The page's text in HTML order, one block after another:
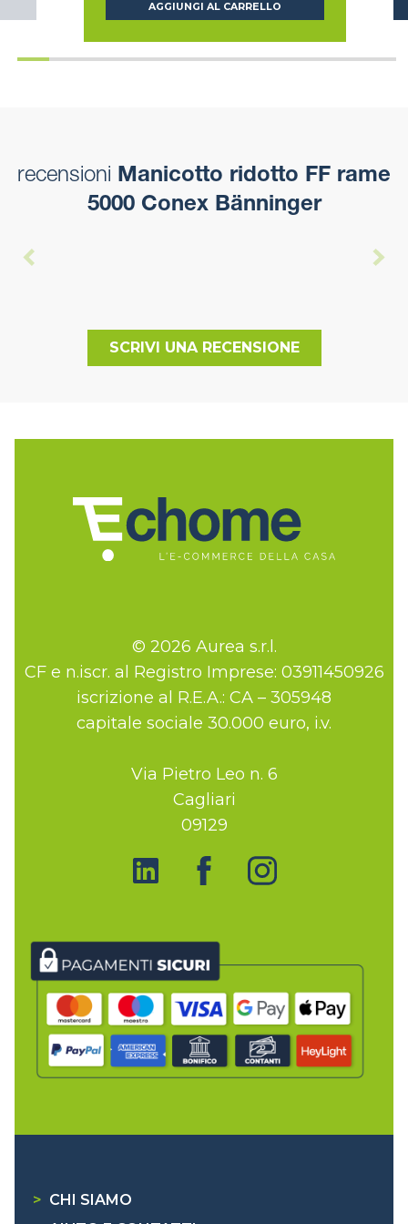
AGGIUNGI AL CARRELLO
recensioni Manicotto ridotto FF rame
5000 Conex Bänninger
SCRIVI UNA RECENSIONE
© 2026 Aurea s.r.l.
CF e n.iscr. al Registro Imprese: 03911450926
iscrizione al R.E.A.: CA – 305948
capitale sociale 30.000 euro, i.v.
Via Pietro Leo n. 6
Cagliari
09129
> CHI SIAMO